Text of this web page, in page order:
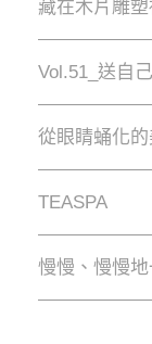
藏在木片雕
Vol.51_送自
從眼睛蛹化
TEASPA
慢慢、慢慢